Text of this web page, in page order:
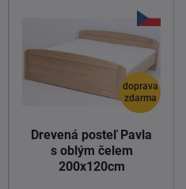
doprava
zdarma
Drevená posteľ Pavla
s oblým čelem
200x120cm